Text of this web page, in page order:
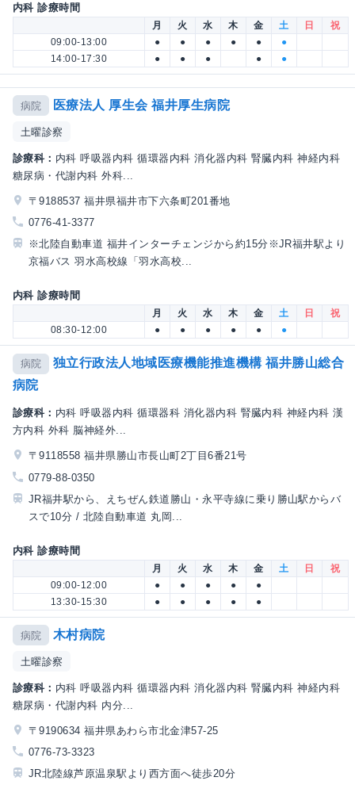
内科 診療時間
月 火 水 木 金 土 日
祝
09:00-13:00
● ● ● ● ●
●
14:00-17:30
● ● ● ● ●
病院 医療法人 厚生会 福井厚生病院
土曜診察
診療科： 内科 呼吸器内科 循環器内科 消化器内科 腎臓内科 神経内科
糖尿病・代謝内科 外科...
〒9188537 福井県福井市下六条町201番地
0776-41-3377
※北陸自動車道 福井インターチェンジから約15分※JR福井駅より
京福バス 羽水高校線「羽水高校...
内科 診療時間
月 火 水 木 金 土 日
祝
08:30-12:00
● ● ● ● ● ●
病院
独立行政法人地域医療機能推進機構 福井勝山総合
病院
診療科： 内科 呼吸器内科 循環器科 消化器内科 腎臓内科 神経内科 漢
方内科 外科 脳神経外...
〒9118558 福井県勝山市長山町2丁目6番21号
0779-88-0350
JR福井駅から、えちぜん鉄道勝山・永平寺線に乗り勝山駅からバ
スで10分 / 北陸自動車道 丸岡...
内科 診療時間
月 火 水 木 金 土 日
祝
09:00-12:00
● ● ● ●
●
13:30-15:30
● ● ● ● ●
病院 木村病院
土曜診察
診療科： 内科 呼吸器内科 循環器内科 消化器内科 腎臓内科 神経内科
糖尿病・代謝内科 内分...
〒9190634 福井県あわら市北金津57-25
0776-73-3323
JR北陸線芦原温泉駅より西方面へ徒歩20分